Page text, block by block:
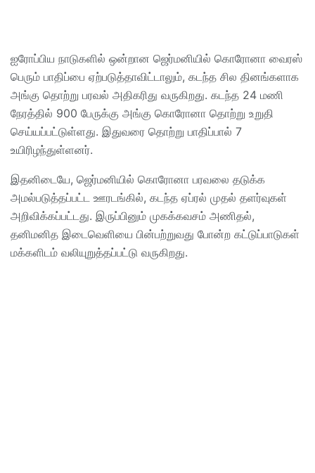
ஐரோப்பிய நாடுகளில் ஒன்றான ஜெர்மனியில் கொரோனா வைரஸ்
பெரும் பாதிப்பை ஏற்படுத்தாவிட்டாலும், கடந்த சில தினங்களாக
அங்கு தொற்று பரவல் அதிகரிது வருகிறது. கடந்த 24 மணி
நேரத்தில் 900 பேருக்கு அங்கு கொரோனா தொற்று உறுதி
செய்யப்பட்டுள்ளது. இதுவரை தொற்று பாதிப்பால் 7
உயிரிழந்துள்ளனர்.
இதனிடையே, ஜெர்மனியில் கொரோனா பரவலை தடுக்க
அமல்படுத்தப்பட்ட ஊரடங்கில், கடந்த ஏப்ரல் முதல் தளர்வுகள்
அறிவிக்கப்பட்டது. இருப்பினும் முகக்கவசம் அணிதல்,
தனிமனித இடைவெளியை பின்பற்றுவது போன்ற கட்டுப்பாடுகள்
மக்களிடம் வலியுறுத்தப்பட்டு வருகிறது.